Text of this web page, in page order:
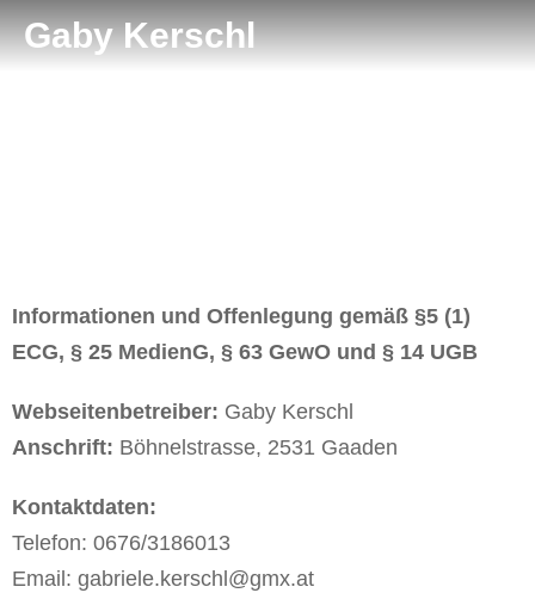
Gaby Kerschl
Informationen und Offenlegung gemäß §5 (1)
ECG, § 25 MedienG, § 63 GewO und § 14 UGB
Webseitenbetreiber: Gaby Kerschl
Anschrift: Böhnelstrasse, 2531 Gaaden
Kontaktdaten:
Telefon: 0676/3186013
Email: gabriele.kerschl@gmx.at